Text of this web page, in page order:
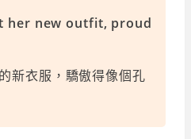
her new outfit, proud
新衣服，驕傲得像個孔